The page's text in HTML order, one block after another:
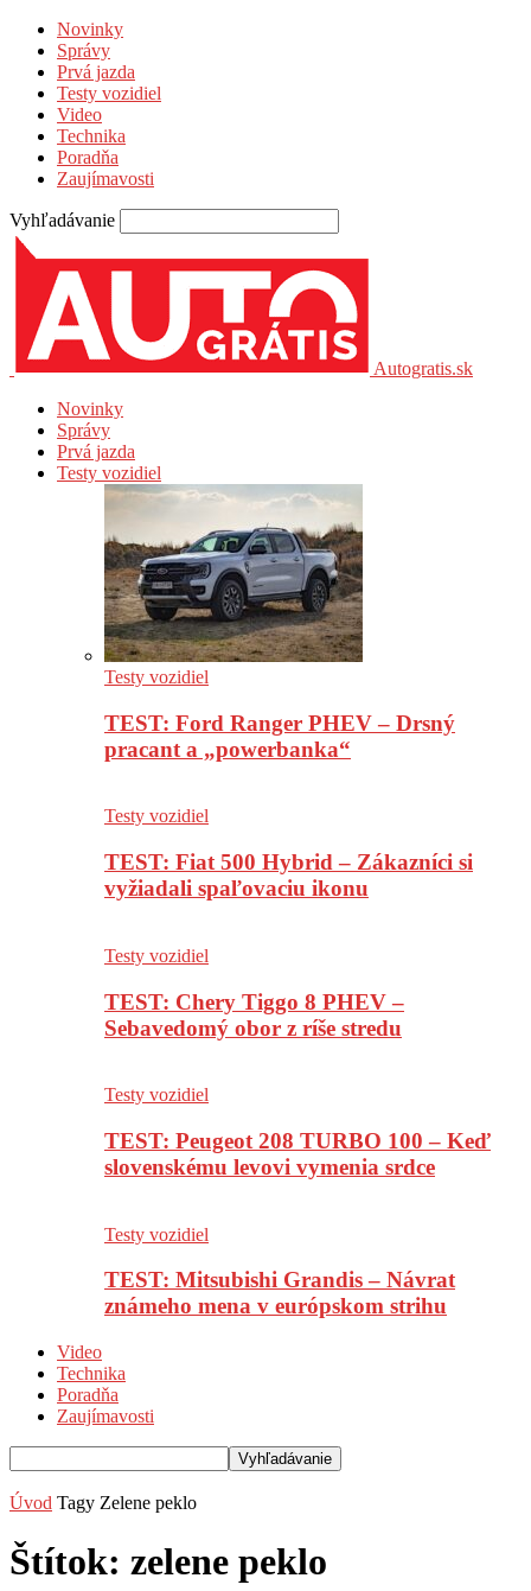
Novinky
Správy
Prvá jazda
Testy vozidiel
Video
Technika
Poradňa
Zaujímavosti
Vyhľadávanie
Autogratis.sk
Novinky
Správy
Prvá jazda
Testy vozidiel
Testy vozidiel
TEST: Ford Ranger PHEV – Drsný
pracant a „powerbanka“
Testy vozidiel
TEST: Fiat 500 Hybrid – Zákazníci si
vyžiadali spaľovaciu ikonu
Testy vozidiel
TEST: Chery Tiggo 8 PHEV –
Sebavedomý obor z ríše stredu
Testy vozidiel
TEST: Peugeot 208 TURBO 100 – Keď
slovenskému levovi vymenia srdce
Testy vozidiel
TEST: Mitsubishi Grandis – Návrat
známeho mena v európskom strihu
Video
Technika
Poradňa
Zaujímavosti
Úvod Tagy Zelene peklo
Štítok: zelene peklo